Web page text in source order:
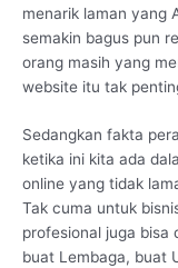
menarik laman yang
semakin bagus pun
orang masih yang
website itu tak
Sedangkan fakta
ketika ini kita ada
online yang tidak
Tak cuma untuk
profesional juga bisa
buat Lembaga, buat